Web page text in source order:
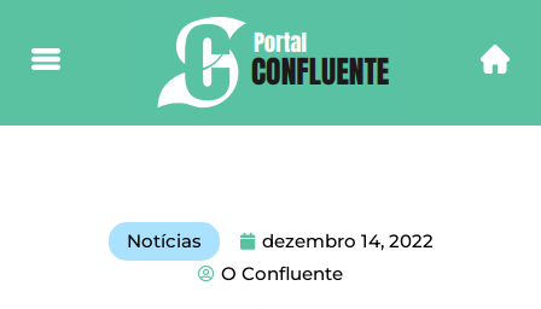
Notícias
dezembro 14, 2022
O Confluente